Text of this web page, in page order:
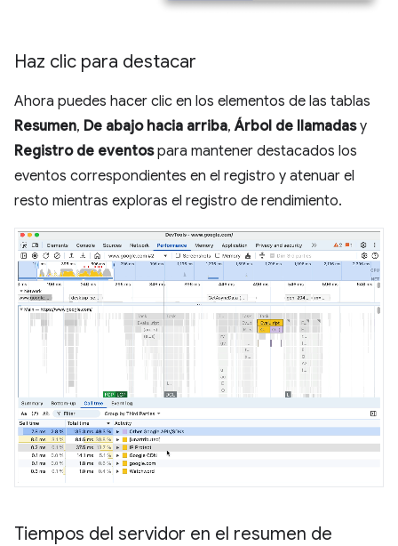
Haz clic para destacar
Ahora puedes hacer clic en los elementos de las tablas
Resumen, De abajo hacia arriba,Árbol de llamadasy
Registro de eventospara mantener destacados los
eventos correspondientes en el registro y atenuar el
resto mientras exploras el registro de rendimiento.
Tiempos del servidor en el resumen de